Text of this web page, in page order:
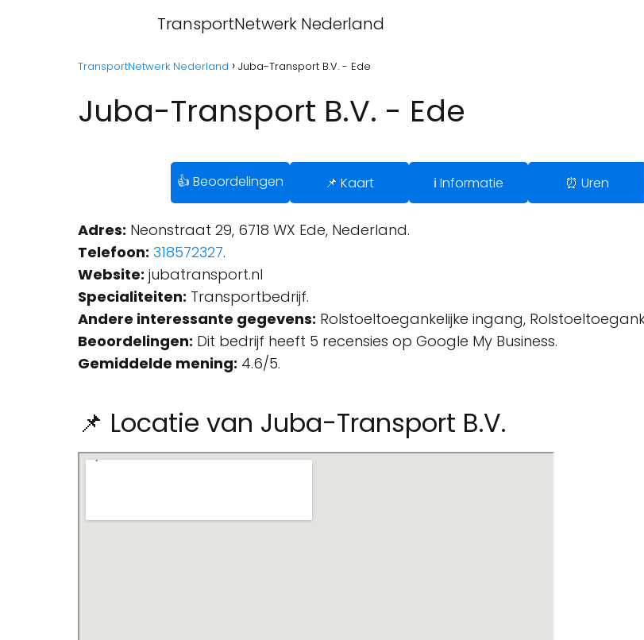
TransportNetwerk Nederland
TransportNetwerk Nederland Juba-Transport B.V. - Ede
Juba-Transport B.V. - Ede
👍 Beoordelingen 📌 Kaart ℹ️ Informatie ⏰ Uren
Adres: Neonstraat 29, 6718 WX Ede, Nederland.
Telefoon: 318572327.
Website: jubatransport.nl
Specialiteiten: Transportbedrijf.
Andere interessante gegevens: Rolstoeltoegankelijke ingang,
Beoordelingen: Dit bedrijf heeft 5 recensies op Google My Business.
Gemiddelde mening: 4.6/5.
📌 Locatie van Juba-Transport B.V.